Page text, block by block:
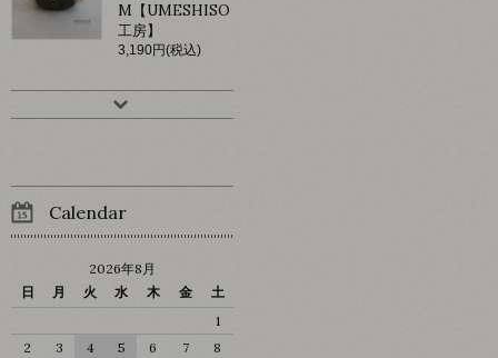
M【UMESHISO
工房】
3,190円(税込)
Calendar
2026年8月
日
月 火 水 木 金
土
1
2
3 4 5 6 7
8